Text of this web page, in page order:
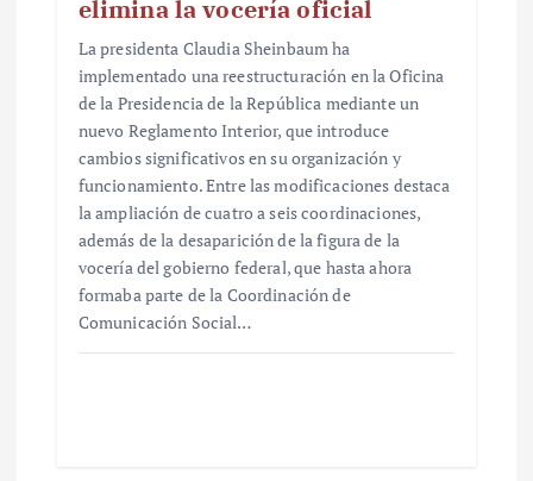
elimina la vocería oficial
La presidenta Claudia Sheinbaum ha
implementado una reestructuración en la Oficina
de la Presidencia de la República mediante un
nuevo Reglamento Interior, que introduce
cambios significativos en su organización y
funcionamiento. Entre las modificaciones destaca
la ampliación de cuatro a seis coordinaciones,
además de la desaparición de la figura de la
vocería del gobierno federal, que hasta ahora
formaba parte de la Coordinación de
Comunicación Social…